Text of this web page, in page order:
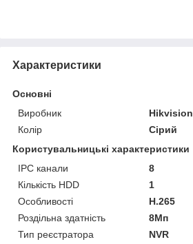
Характеристики
Основні
Виробник
Hikvision
Колір
Сірий
Користувальницькі характеристики
IPC канали
8
Кількість HDD
1
Особливості
H.265
Роздільна здатність
8Мп
Тип реєстратора
NVR